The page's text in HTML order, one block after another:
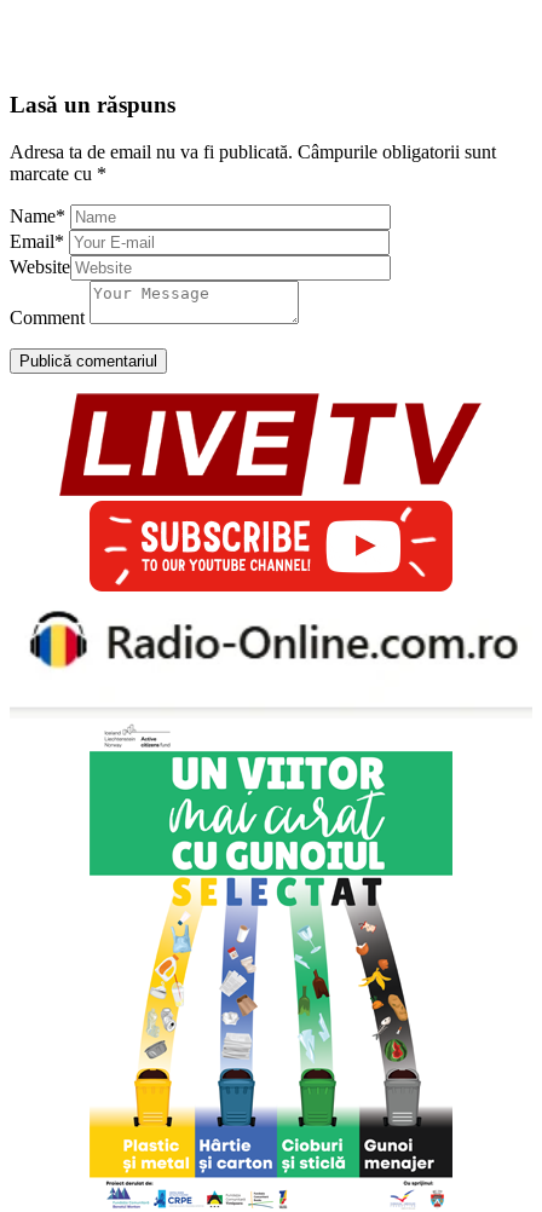
Lasă un răspuns
Adresa ta de email nu va fi publicată. Câmpurile obligatorii sunt
marcate cu *
Name*
Email*
Website
Comment